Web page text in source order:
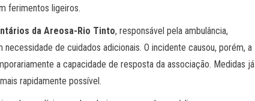
ferimentos ligeiros.
da Areosa-Rio Tinto, responsável pela ambulância,
de cuidados adicionais. O incidente causou, porém, a
a capacidade de resposta da associação. Medidas já
rapidamente possível.